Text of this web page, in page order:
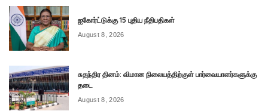
ஐகோர்ட்டுக்கு 15 புதிய நீதிபதிகள்
August 8, 2026
சுதந்திர தினம்: விமான நிலையத்திற்குள் பார்வையாளர்களுக்கு
தடை
August 8, 2026